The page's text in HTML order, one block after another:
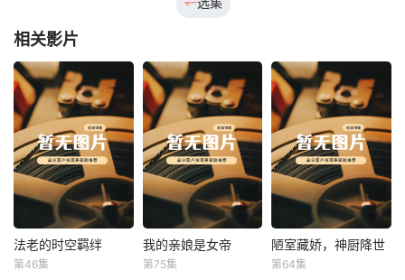
相关影片
法老的时空羁绊
法老的时空羁绊
第46集
我的亲娘是女帝
我的亲娘是女帝
第75集
陋室藏娇，神厨降世
陋室藏娇，神厨降世
第64集